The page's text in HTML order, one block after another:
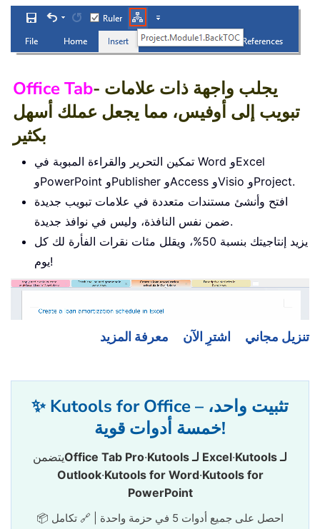
Office Tab- يجلب واجهة ذات علامات
تبويب إلى أوفيس، مما يجعل عملك أسهل
بكثير
تمكين التحرير والقراءة المبوبة في Word وExcel
وPowerPoint وPublisher وAccess وVisio وProject.
افتح وأنشئ مستندات متعددة في علامات تبويب جديدة
ضمن نفس النافذة، وليس في نوافذ جديدة.
يزيد إنتاجيتك بنسبة 50%، ويقلل مئات نقرات الفأرة لك كل
يوم!
تنزيل مجاني اشترِ الآن معرفة المزيد
✨ Kutools for Office – تثبيت واحد،
خمسة أدوات قوية!
يتضمنOffice Tab Pro· Kutools لـ Excel·Kutools لـ
Outlook·Kutools for Word·Kutools for
PowerPoint
📦 احصل على جميع أدوات 5 في حزمة واحدة | 🔗 تكامل